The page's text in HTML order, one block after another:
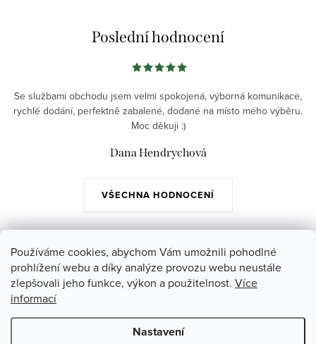
Používáme cookies, abychom Vám umožnili pohodlné
prohlížení webu a díky analýze provozu webu neustále
zlepšovali jeho funkce, výkon a použitelnost. Více
informací
Nastavení
Poslední hodnocení
VŠECHNA HODNOCENÍ
Se službami obchodu jsem velmi spokojená, výborná komunikace,
rychlé dodání, perfektně zabalené, dodané na místo mého výběru.
Moc děkuji :)
Dana Hendrychová
Z
Instagram
Poslední hodnocení produktů